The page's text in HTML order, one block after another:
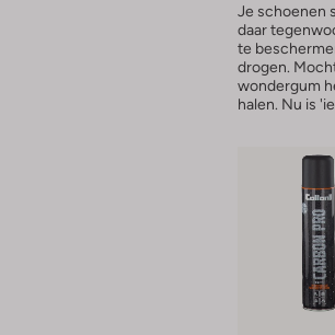
Je schoenen
daar
te
drogen.
wondergum
halen. Nu is